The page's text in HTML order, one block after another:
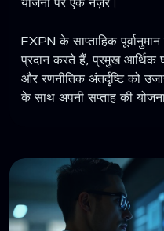
FXPN के साप्ताहिक पूर्वानुमान
प्रदान करते हैं, प्रमुख आर्थिक
और रणनीतिक अंतर्दृष्टि को
के साथ अपनी सप्ताह की